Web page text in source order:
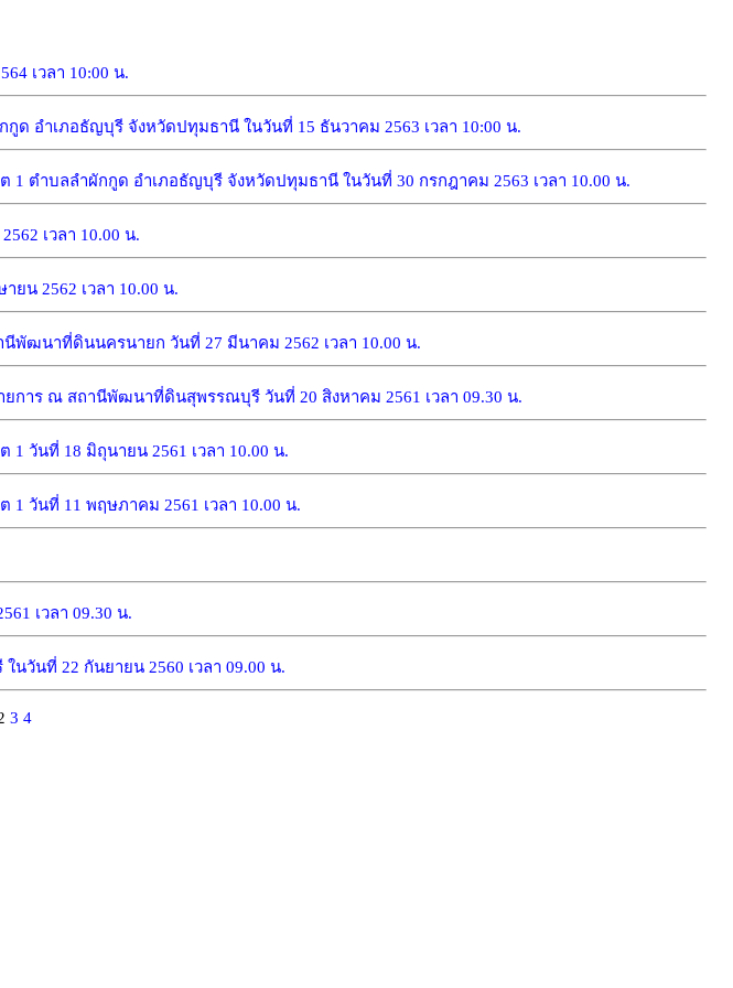
เวลา 10:00 น.
อำเภอธัญบุรี จังหวัดปทุมธานี ในวันที่ 15 ธันวาคม 2563 เวลา 10:00 น.
ำบลลำผักกูด อำเภอธัญบุรี จังหวัดปทุมธานี ในวันที่ 30 กรกฎาคม 2563 เวลา 10.00 น.
เวลา 10.00 น.
น 2562 เวลา 10.00 น.
ฒนาที่ดินนครนายก วันที่ 27 มีนาคม 2562 เวลา 10.00 น.
การ ณ สถานีพัฒนาที่ดินสุพรรณบุรี วันที่ 20 สิงหาคม 2561 เวลา 09.30 น.
วันที่ 18 มิถุนายน 2561 เวลา 10.00 น.
วันที่ 11 พฤษภาคม 2561 เวลา 10.00 น.
เวลา 09.30 น.
นที่ 22 กันยายน 2560 เวลา 09.00 น.
3 4